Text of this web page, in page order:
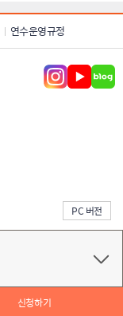
신청하기
연수운영규정
PC 버전